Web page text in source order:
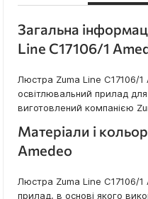
Загальна
Line C17106/1
Люстра Zuma Line C17106/1
освітлювальний прилад
виготовлений компанією
Матеріали і
Amedeo
Люстра Zuma Line C17106/1
прилад, в основі якого